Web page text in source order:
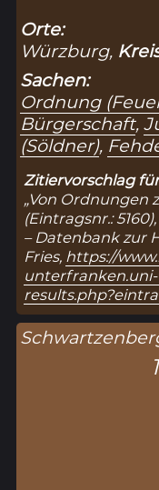
Orte:
Würzburg,
Sachen:
Ordnung
Bürgerschaft,
(Söldner),
Zitiervorschlag
„Von Ordnungen
(Eintragsnr.:
– Datenbank zur
Fries, https://